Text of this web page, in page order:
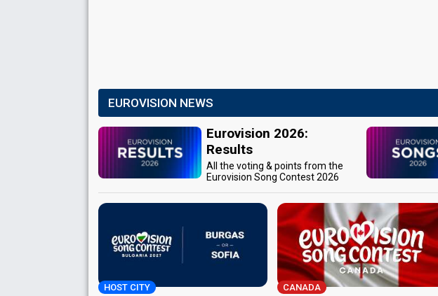
EUROVISION NEWS
Eurovision 2026:
Results
All the voting & points from the
Eurovision Song Contest 2026
HOST CITY CANADA